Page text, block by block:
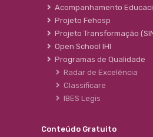
Acompanhamento
Projeto Fehosp
Projeto Transformação
Open School IHI
Programas de Qualidade
Radar de Excelência
Classificare
IBES Legis
Conteúdo Gratuito